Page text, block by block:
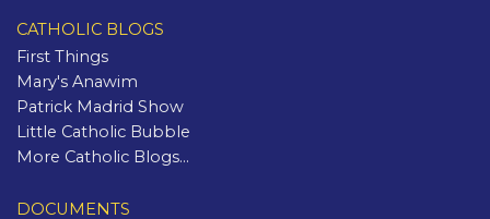
CATHOLIC BLOGS
First Things
Mary's Anawim
Patrick Madrid Show
Little Catholic Bubble
More Catholic Blogs...
DOCUMENTS